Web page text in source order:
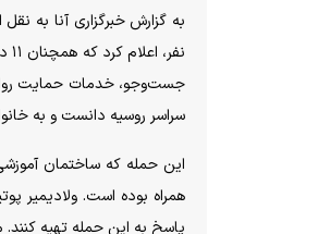
جست‌و‌جو، خدمات حمایت
سراسر روسیه دانست و به
این حمله که ساختمان
همراه بوده است. ولادیمیر
پاسخ به این حمله تهیه کنند.